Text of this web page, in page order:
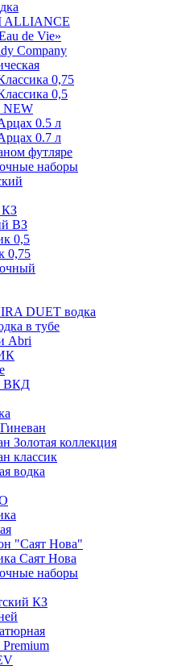
ALLIANCE
de Vie»
Company
0,75
0,5
NEW
0.5 л
0.7 л
футляре
наборы
КЗ
ВЗ
0,5
0,75
DUET водка
в тубе
Abri
ВКД
Золотая коллекция
классик
водка
"Саят Нова"
Саят Нова
наборы
КЗ